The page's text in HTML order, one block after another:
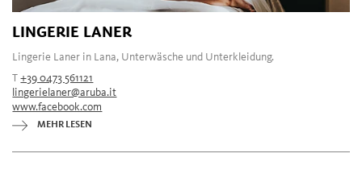
LINGERIE LANER
Lingerie Laner in Lana, Unterwäsche und Unterkleidung.
T+39 0473 561121
lingerielaner@aruba.it
www.facebook.com
MEHR LESEN